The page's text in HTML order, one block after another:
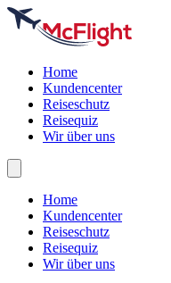
Home
Kundencenter
Reiseschutz
Reisequiz
Wir über uns
Home
Kundencenter
Reiseschutz
Reisequiz
Wir über uns